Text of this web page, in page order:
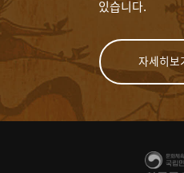
있습니다.
자세히보